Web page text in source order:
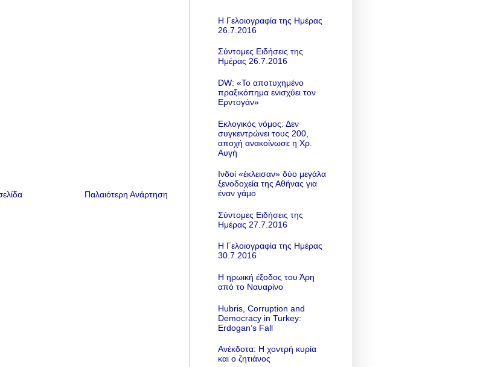
Παλαιότερη Ανάρτηση
Η Γελοιογραφία της Ημέρας
26.7.2016
Σύντομες Ειδήσεις της
Ημέρας 26.7.2016
DW: «To αποτυχημένο
πραξικόπημα ενισχύει τον
Ερντογάν»
Εκλογικός νόμος: Δεν
συγκεντρώνει τους 200,
αποχή ανακοίνωσε η Χρ.
Αυγή
Ινδοί «έκλεισαν» δύο μεγάλα
ξενοδοχεία της Αθήνας για
έναν γάμο
Σύντομες Ειδήσεις της
Ημέρας 27.7.2016
Η Γελοιογραφία της Ημέρας
30.7.2016
Η ηρωική έξοδος του Άρη
από το Ναυαρίνο
Hubris, Corruption and
Democracy in Turkey:
Erdogan’s Fall
Ανέκδοτα: Η χοντρή κυρία
και ο ζητιάνος